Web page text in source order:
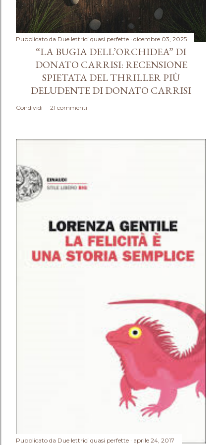
Pubblicato da Due lettrici quasi perfette dicembre 03, 2025
“LA BUGIA DELL’ORCHIDEA” DI
DONATO CARRISI: RECENSIONE
SPIETATA DEL THRILLER PIÙ
DELUDENTE DI DONATO CARRISI
Condividi 21 commenti
Pubblicato da Due lettrici quasi perfette aprile 24, 2017